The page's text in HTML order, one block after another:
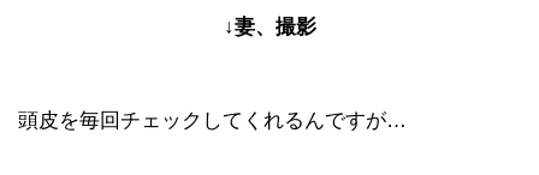
↓妻、撮影
頭皮を毎回チェックしてくれるんですが…